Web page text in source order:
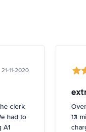
21-11-2020
clerk
had to
A1
13